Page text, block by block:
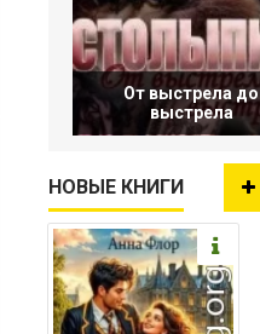
От выстрела до
выстрела
НОВЫЕ КНИГИ